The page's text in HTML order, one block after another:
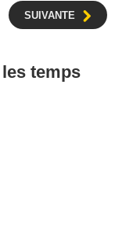
SUIVANTE
temps